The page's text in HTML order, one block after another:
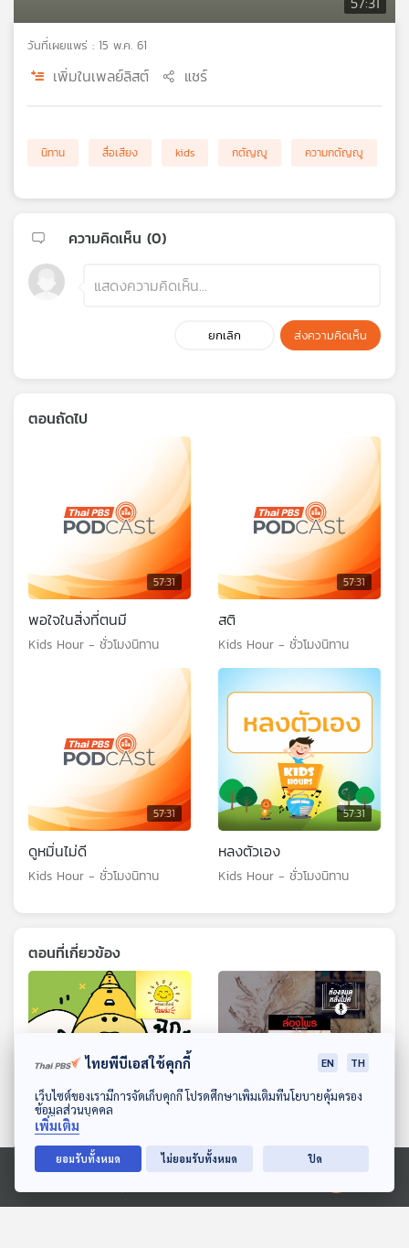
เครือ
วิทยุ
แผนที่
วิทยุ
เครือ
ข่าย
ดาวน์โหลด Thai PBS Podcast Application
Ⓒ 2020 องค์การกระจายเสียงและแพร่ภาพสาธารณะแห่งประเทศไทย
วันที่เผยแพร่ : 15 พ.ค. 61
เพิ่มในเพลย์ลิสต์ แชร์
นิทาน สื่อเสียง kids กตัญญู ความกตัญญู
ความคิดเห็น (0)
ยกเลิก ส่งความคิดเห็น
ตอนถัดไป
57:31
พอใจในสิ่งที่ตนมี
Kids Hour - ชั่วโมงนิทาน
57:31
สติ
Kids Hour - ชั่วโมงนิทาน
57:31
ดูหมิ่นไม่ดี
Kids Hour - ชั่วโมงนิทาน
57:31
หลงตัวเอง
Kids Hour - ชั่วโมงนิทาน
ตอนที่เกี่ยวข้อง
EP. 2059: ทำไมรถไฟถึง
เรียกว่ารถไฟ
EP. 7: ล่องไพร เทวรูปชาว
อินคา
ไทยพีบีเอสใช้คุกกี้ EN TH
เว็บไซต์ของเรามีการจัดเก็บคุกกี้ โปรดศึกษาเพิ่มเติมที่นโยบายคุ้มครอง
ข้อมูลส่วนบุคคล
เพิ่มเติม
ยอมรับทั้งหมด ไม่ยอมรับทั้งหมด ปิด